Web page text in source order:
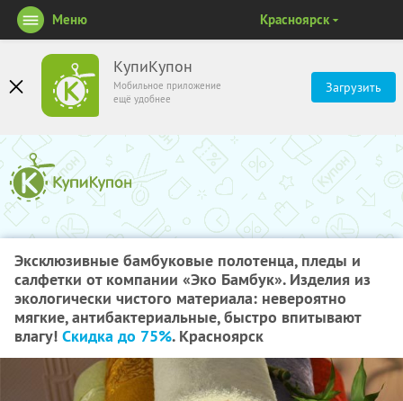
КупиКупон
Мобильное приложение
ещё удобнее
Загрузить
Меню Красноярск
Эксклюзивные бамбуковые полотенца, пледы и
салфетки от компании «Эко Бамбук». Изделия из
экологически чистого материала: невероятно
мягкие, антибактериальные, быстро впитывают
влагу! Скидка до 75%. Красноярск